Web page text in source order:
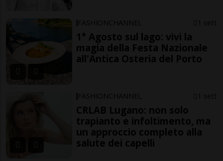
FASHIONCHANNEL 1 sett
1° Agosto sul lago: vivi la
magia della Festa Nazionale
all'Antica Osteria del Porto
FASHIONCHANNEL 1 sett
CRLAB Lugano: non solo
trapianto e infoltimento, ma
un approccio completo alla
salute dei capelli